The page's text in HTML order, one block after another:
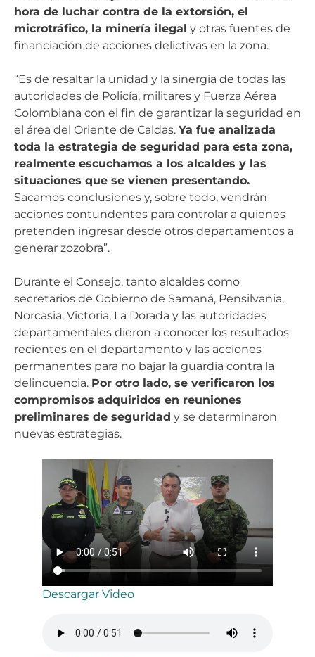
hora de luchar contra de la extorsión, el
microtráfico, la minería ilegal y otras fuentes de
financiación de acciones delictivas en la zona.
“Es de resaltar la unidad y la sinergia de todas las
autoridades de Policía, militares y Fuerza Aérea
Colombiana con el fin de garantizar la seguridad en
el área del Oriente de Caldas. Ya fue analizada
toda la estrategia de seguridad para esta zona,
realmente escuchamos a los alcaldes y las
situaciones que se vienen presentando.
Sacamos conclusiones y, sobre todo, vendrán
acciones contundentes para controlar a quienes
pretenden ingresar desde otros departamentos a
generar zozobra”.
Durante el Consejo, tanto alcaldes como
secretarios de Gobierno de Samaná, Pensilvania,
Norcasia, Victoria, La Dorada y las autoridades
departamentales dieron a conocer los resultados
recientes en el departamento y las acciones
permanentes para no bajar la guardia contra la
delincuencia. Por otro lado, se verificaron los
compromisos adquiridos en reuniones
preliminares de seguridad y se determinaron
nuevas estrategias.
Descargar Video